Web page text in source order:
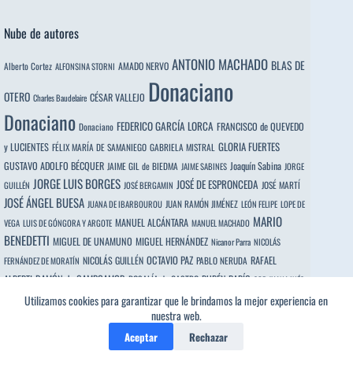
Utilizamos cookies para garantizar que le brindamos la mejor experiencia en
nuestra web.
Aceptar Rechazar
Nube de autores
Alberto Cortez ALFONSINA STORNI AMADO NERVO ANTONIO MACHADO BLAS DE
OTERO Charles Baudelaire CÉSAR VALLEJO Donaciano
Donaciano Donaciano FEDERICO GARCÍA LORCA FRANCISCO de QUEVEDO
y LUCIENTES FÉLIX MARÍA DE SAMANIEGO GABRIELA MISTRAL GLORIA FUERTES
GUSTAVO ADOLFO BÉCQUER JAIME GIL de BIEDMA JAIME SABINES Joaquín Sabina JORGE
GUILLÉN JORGE LUIS BORGES JOSÉ BERGAMIN JOSÉ DE ESPRONCEDA JOSÉ MARTÍ
JOSÉ ÁNGEL BUESA JUANA DE IBARBOUROU JUAN RAMÓN JIMÉNEZ LEÓN FELIPE LOPE DE
VEGA LUIS DE GÓNGORA Y ARGOTE MANUEL ALCÁNTARA MANUEL MACHADO MARIO
BENEDETTI MIGUEL DE UNAMUNO MIGUEL HERNÁNDEZ Nicanor Parra NICOLÁS
FERNÁNDEZ DE MORATÍN NICOLÁS GUILLÉN OCTAVIO PAZ PABLO NERUDA RAFAEL
ALBERTI RAMÓN de CAMPOAMOR ROSALÍA de CASTRO RUBÉN DARÍO SOR JUANA INÉS
DE LA CRUZ